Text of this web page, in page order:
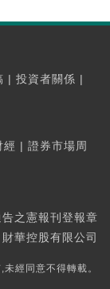
| 投資者關係 |
經 | 證券市場周
之憲報刊登報章
華控股有限公司
經同意不得轉載。